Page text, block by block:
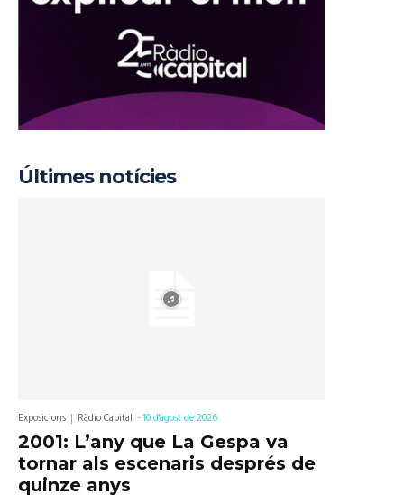
Últimes notícies
Exposicions Ràdio Capital -10 d'agost de 2026
2001: L’any que La Gespa va
tornar als escenaris després de
quinze anys